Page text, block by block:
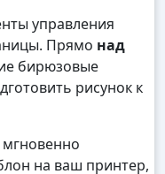
управления
Прямо над
бирюзовые
рисунок к
на ваш принтер,